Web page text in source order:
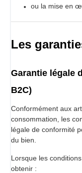
ou la mise en
Les
Garantie légale
B2C)
Conformément aux
consommation, les
légale de conformité
du bien.
Lorsque les
obtenir :